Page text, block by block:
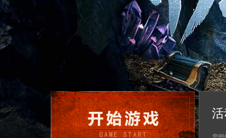
本游戏适合18岁以上的玩家进入
您的